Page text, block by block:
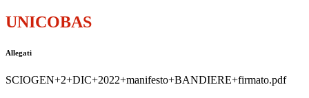
UNICOBAS
Allegati
SCIOGEN+2+DIC+2022+manifesto+BANDIERE+firmato.pdf